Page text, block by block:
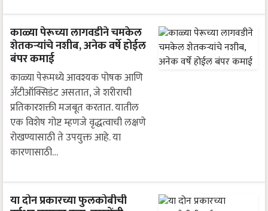
काळ्या पेरूच्या लागवडीने चमकेल
शेतकऱ्यांचे नशीब, अनेक वर्षे होईल
बंपर कमाई
काळ्या पेरूमध्ये आवश्यक पोषक आणि
अँटीऑक्सिडंट असतात, जे शरीराची
प्रतिकारशक्ती मजबूत करतात. यातील
एक विशेष गोष्ट म्हणजे वृद्धत्वाची लक्षणे
रोखण्यासाठी ते उपयुक्त आहे. या
कारणासाठी…
या दोन प्रकारच्या फुलकोबीची